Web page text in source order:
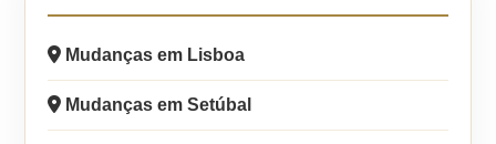
Mudanças em Lisboa
Mudanças em Setúbal